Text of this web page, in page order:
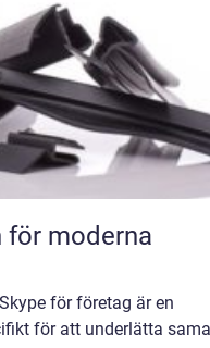
för företag är en
för att underlätta